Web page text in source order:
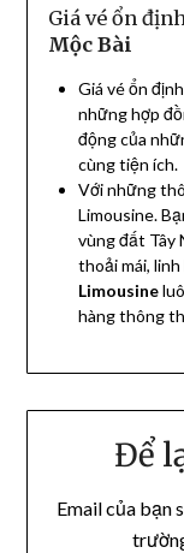
Giá vé ổn
Mộc Bài
Giá vé ổn
những hợp
động của
cùng tiện ích.
Với những
Limousine.
vùng đất Tây
thoải mái,
Limousine
hàng thông
Để
Email của bạn